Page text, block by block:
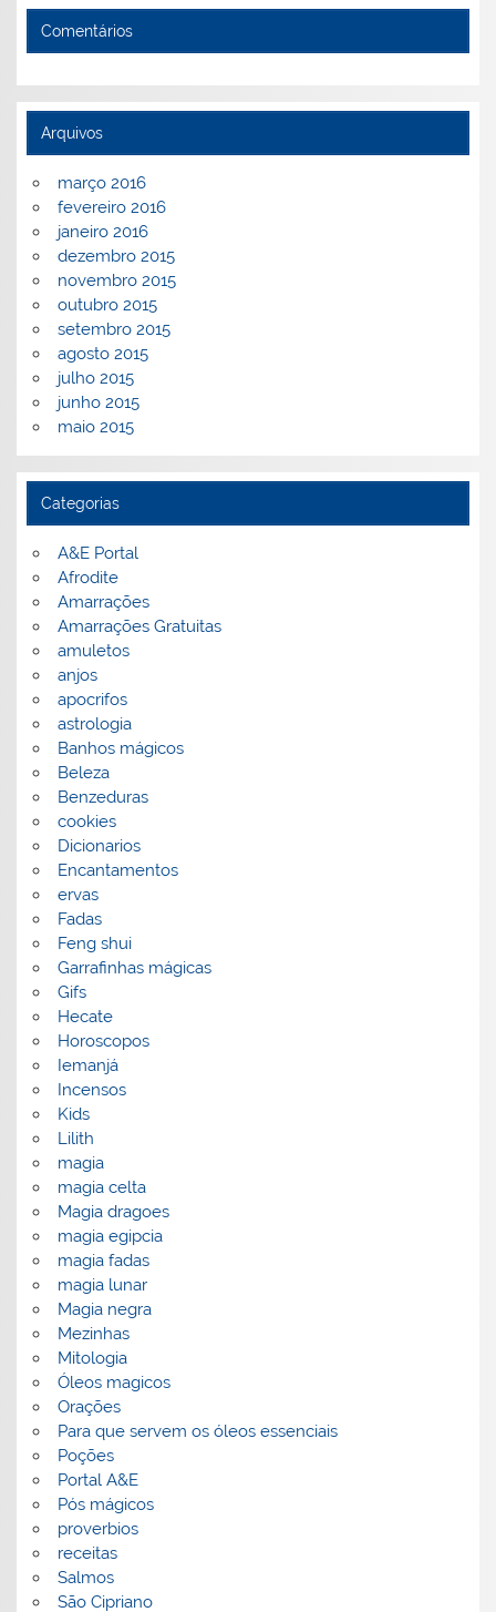
Comentários
Arquivos
março 2016
fevereiro 2016
janeiro 2016
dezembro 2015
novembro 2015
outubro 2015
setembro 2015
agosto 2015
julho 2015
junho 2015
maio 2015
Categorias
A&E Portal
Afrodite
Amarrações
Amarrações Gratuitas
amuletos
anjos
apocrifos
astrologia
Banhos mágicos
Beleza
Benzeduras
cookies
Dicionarios
Encantamentos
ervas
Fadas
Feng shui
Garrafinhas mágicas
Gifs
Hecate
Horoscopos
Iemanjá
Incensos
Kids
Lilith
magia
magia celta
Magia dragoes
magia egipcia
magia fadas
magia lunar
Magia negra
Mezinhas
Mitologia
Óleos magicos
Orações
Para que servem os óleos essenciais
Poções
Portal A&E
Pós mágicos
proverbios
receitas
Salmos
São Cipriano